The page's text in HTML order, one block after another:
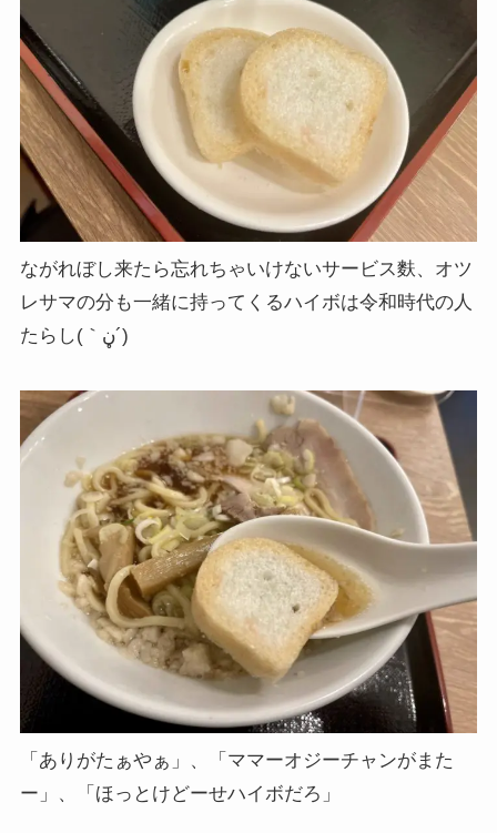
ながれぼし来たら忘れちゃいけないサービス麩、オツ
レサマの分も一緒に持ってくるハイボは令和時代の人
たらし(｀ڼ´)
「ありがたぁやぁ」、「ママーオジーチャンがまた
ー」、「ほっとけどーせハイボだろ」